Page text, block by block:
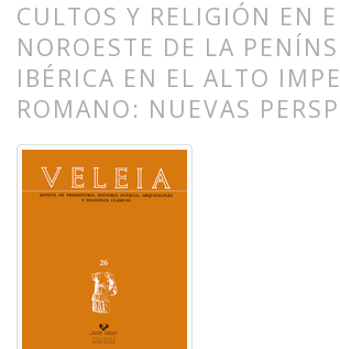
CULTOS Y RELIGIÓN EN
NOROESTE DE LA
IBÉRICA EN EL ALTO
ROMANO: NUEVAS